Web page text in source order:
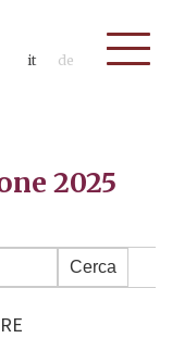
it de
2025
Cerca